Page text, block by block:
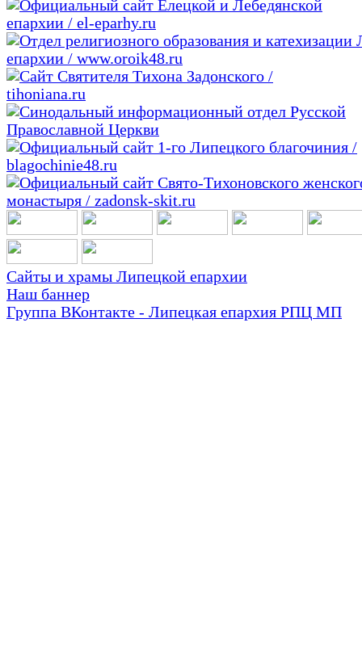
Сайты и храмы Липецкой епархии
Наш баннер
Группа ВКонтакте - Липецкая епархия РПЦ МП